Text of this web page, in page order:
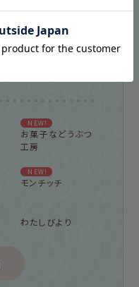
新着商品一覧を見る
NEW!
お菓子などうぶつ
工房
NEW!
モンチッチ
わたしびより